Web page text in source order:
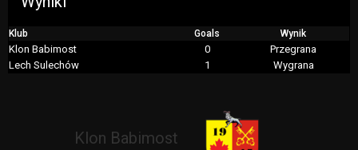
Klub Goals Wynik
Klon Babimost 0
Przegrana
Lech Sulechów
1 Wygrana
Klon Babimost